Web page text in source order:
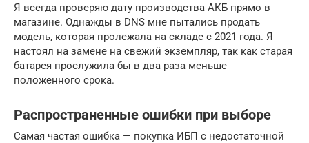
Я всегда проверяю дату производства АКБ прямо в
магазине. Однажды в DNS мне пытались продать
модель, которая пролежала на складе с 2021 года. Я
настоял на замене на свежий экземпляр, так как старая
батарея прослужила бы в два раза меньше
положенного срока.
Распространенные ошибки при выборе
Самая частая ошибка — покупка ИБП с недостаточной